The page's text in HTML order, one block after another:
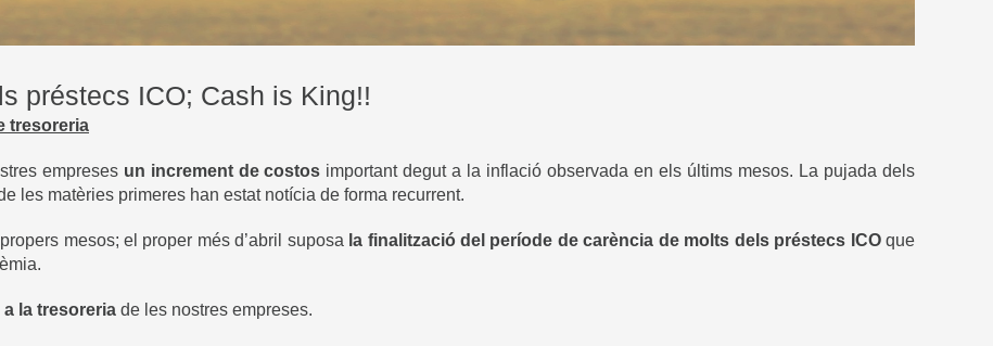
préstecs ICO; Cash is King!!
tresoreria
empreses un increment de costos important degut a la inflació observada en els últims mesos. La pujada dels
les matèries primeres han estat notícia de forma recurrent.
mesos; el proper més d’abril suposa la finalització del període de carència de molts dels préstecs ICOque
la tresoreria de les nostres empreses.